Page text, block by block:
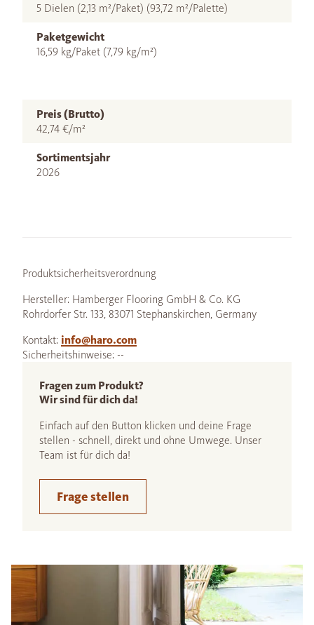
5 Dielen (2,13 m²/Paket) (93,72 m²/Palette)
Paketgewicht
16,59 kg/Paket (7,79 kg/m²)
Preis (Brutto)
42,74 €/m²
Sortimentsjahr
2026
Produktsicherheitsverordnung
Hersteller: Hamberger Flooring GmbH & Co. KG
Rohrdorfer Str. 133, 83071 Stephanskirchen, Germany
Kontakt: info@haro.com
Sicherheitshinweise: --
Fragen zum Produkt?
Wir sind für dich da!
Einfach auf den Button klicken und deine Frage
stellen - schnell, direkt und ohne Umwege. Unser
Team ist für dich da!
Frage stellen